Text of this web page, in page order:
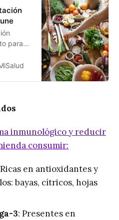
para
comoinmunológico y reducir
consumir:
en antioxidantes y
bayas, cítricos, hojas
3: Presentes en